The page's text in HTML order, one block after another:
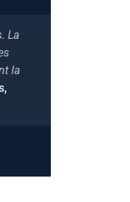
La
la